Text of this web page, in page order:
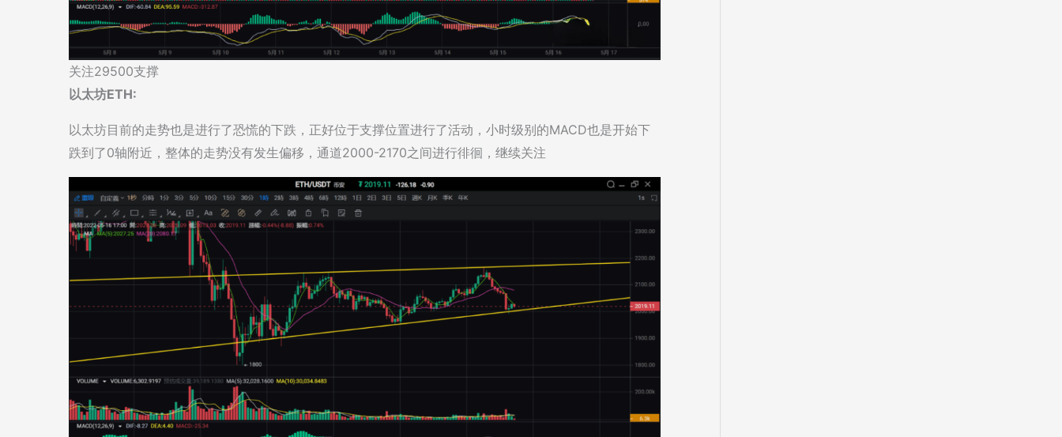
关注29500支撑
以太坊ETH:
以太坊目前的走势也是进行了恐慌的下跌，正好位于支撑位置进行了活动，小时级别的MACD也是开始下
跌到了0轴附近，整体的走势没有发生偏移，通道2000-2170之间进行徘徊，继续关注